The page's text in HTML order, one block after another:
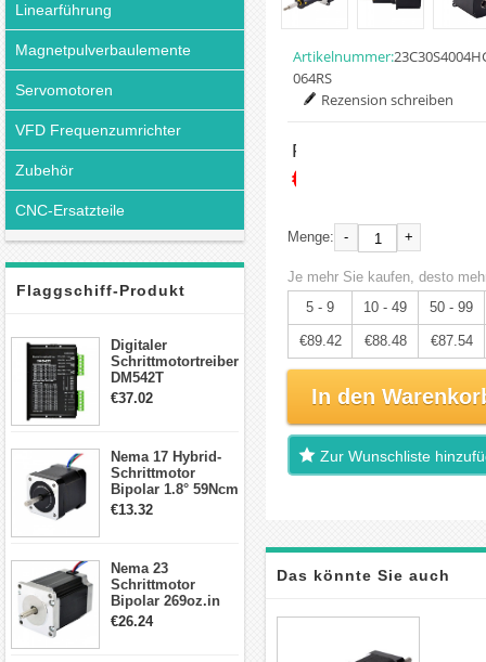
Linearführung
Magnetpulverbaulemente
Servomotoren
VFD Frequenzumrichter
Zubehör
CNC-Ersatzteile
Flaggschiff-Produkt
Digitaler
Schrittmotortreiber
DM542T
Schrittmotor
Schrittmotor
€37.02
Nema 17 Hybrid-
Schrittmotor
Bipolar 1.8° 59Ncm
2A 4 Drähte mit 1m
€13.32
Nema 23
Schrittmotor
Bipolar 269oz.in
2,8A 57x57x76mm
€26.24
Artikelnummer:
064RS
Rezension schreiben
Preis:
€94.13
Menge: - +
Je mehr Sie kaufen, desto
5 - 9
10 - 49 50 - 99
€89.42 €88.48 €87.54
In den
Zur Wunschliste
Das könnte Sie auch
interessieren